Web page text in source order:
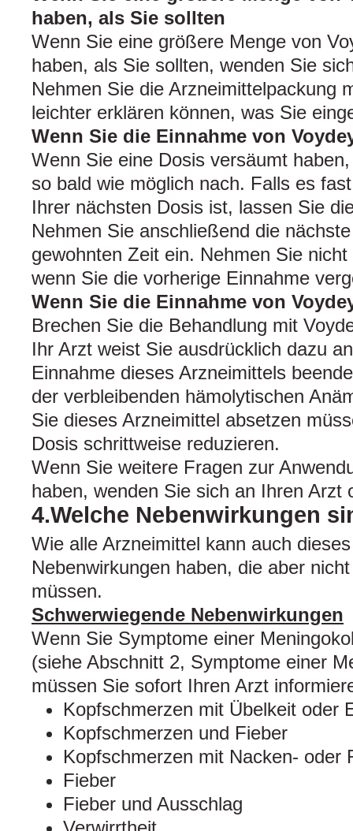
haben, als Sie sollten
Wenn Sie eine größere Menge von
haben, als Sie sollten, wenden Sie
Nehmen Sie die Arzneimittelpackung
leichter erklären können, was Sie
Wenn Sie die Einnahme von
Wenn Sie eine Dosis versäumt
so bald wie möglich nach. Falls es
Ihrer nächsten Dosis ist, lassen Sie
Nehmen Sie anschließend die
gewohnten Zeit ein. Nehmen Sie
wenn Sie die vorherige Einnahme
Wenn Sie die Einnahme von
Brechen Sie die Behandlung mit
Ihr Arzt weist Sie ausdrücklich dazu
Einnahme dieses Arzneimittels
der verbleibenden hämolytischen
Sie dieses Arzneimittel absetzen
Dosis schrittweise reduzieren.
Wenn Sie weitere Fragen zur
haben, wenden Sie sich an Ihren Arzt
4.Welche Nebenwirkungen
Wie alle Arzneimittel kann auch
Nebenwirkungen haben, die aber
müssen.
Schwerwiegende Nebenwirkungen
Wenn Sie Symptome einer
(siehe Abschnitt 2, Symptome einer
müssen Sie sofort Ihren Arzt
Kopfschmerzen mit Übelkeit oder
Kopfschmerzen und Fieber
Kopfschmerzen mit Nacken- oder
Fieber
Fieber und Ausschlag